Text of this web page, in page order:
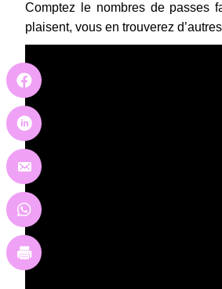
Comptez le nombres de passes
plaisent, vous en trouverez